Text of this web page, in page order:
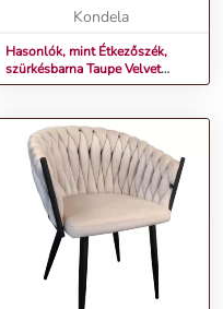
Kondela
Hasonlók, mint Étkezőszék,
szürkésbarna Taupe Velvet
szövet/gold króm arany, DEILA